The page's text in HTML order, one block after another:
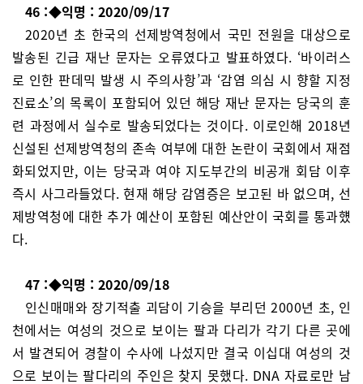
46 :◆익명 : 2020/09/17
2020년 초 한국의 선제방역청에서 국민 전원을 대상으로
발송된 긴급 재난 문자는 오류였다고 발표하였다. ‘바이러스
로 인한 판데믹 발생 시 주의사항’과 ‘감염 의심 시 향할 지정
진료소’의 목록이 포함되어 있던 해당 재난 문자는 당국의 훈
련 과정에서 실수로 발송되었다는 것이다. 이로인해 2018년
신설된 선제방역청의 존속 여부에 대한 논란이 국회에서 재점
화되었지만, 이는 당국과 여야 지도부간의 비공개 회담 이후
즉시 사그라들었다. 현재 해당 감염증은 보고된 바 없으며, 선
제방역청에 대한 추가 예산이 포함된 예산안이 국회를 통과헀
다.
47 :◆익명 : 2020/09/18
인신매매와 장기적출 괴담이 기승을 부리던 2000년 초, 인
천에서는 여성의 것으로 보이는 팔과 다리가 각기 다른 곳에
서 발견되어 경찰이 수사에 나섰지만 결국 이십대 여성의 것
으로 보이는 팔다리의 주인은 찾지 못했다. DNA 자료로만 남